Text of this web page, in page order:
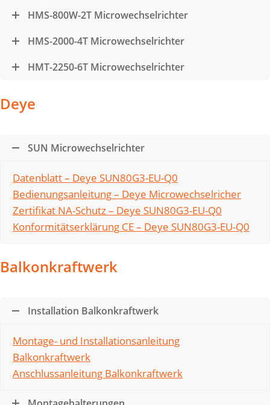
HMS-800W-2T Microwechselrichter
HMS-2000-4T Microwechselrichter
HMT-2250-6T Microwechselrichter
Deye
SUN Microwechselrichter
Datenblatt – Deye SUN80G3-EU-Q0
Bedienungsanleitung – Deye Microwechselricher
Zertifikat NA-Schutz – Deye SUN80G3-EU-Q0
Konformitätserklärung CE – Deye SUN80G3-EU-Q0
Balkonkraftwerk
Installation Balkonkraftwerk
Montage- und Installationsanleitung
Balkonkraftwerk
Anschlussanleitung Balkonkraftwerk